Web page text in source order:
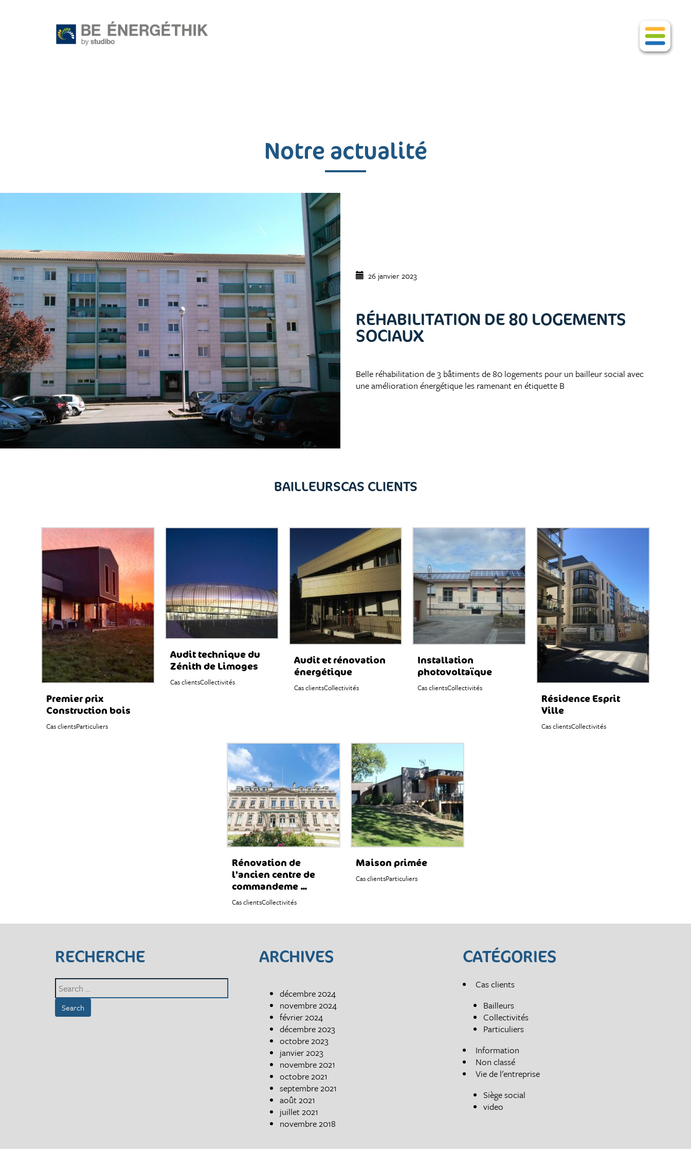
Notre actualité
26 janvier 2023
RÉHABILITATION DE 80 LOGEMENTS
SOCIAUX
Belle réhabilitation de 3 bâtiments de 80 logements pour un bailleur social avec
une amélioration énergétique les ramenant en étiquette B
BAILLEURSCAS CLIENTS
Premier prix
Construction bois
Cas clientsParticuliers
Audit technique du
Zénith de Limoges
Cas clientsCollectivités
Audit et rénovation
énergétique
Cas clientsCollectivités
Installation
photovoltaïque
Cas clientsCollectivités
Résidence Esprit
Ville
Cas clientsCollectivités
Rénovation de
l’ancien centre de
commandeme ...
Cas clientsCollectivités
Maison primée
Cas clientsParticuliers
RECHERCHE
Search
for:
ARCHIVES
décembre 2024
novembre 2024
février 2024
décembre 2023
octobre 2023
janvier 2023
novembre 2021
octobre 2021
septembre 2021
août 2021
juillet 2021
novembre 2018
CATÉGORIES
Cas clients
Bailleurs
Collectivités
Particuliers
Information
Non classé
Vie de l'entreprise
Siège social
video